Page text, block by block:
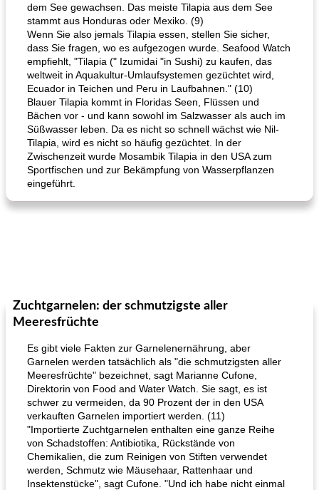
dem See gewachsen. Das meiste Tilapia aus dem See
stammt aus Honduras oder Mexiko. (9)
Wenn Sie also jemals Tilapia essen, stellen Sie sicher,
dass Sie fragen, wo es aufgezogen wurde. Seafood Watch
empfiehlt, "Tilapia (" Izumidai "in Sushi) zu kaufen, das
weltweit in Aquakultur-Umlaufsystemen gezüchtet wird,
Ecuador in Teichen und Peru in Laufbahnen." (10)
Blauer Tilapia kommt in Floridas Seen, Flüssen und
Bächen vor - und kann sowohl im Salzwasser als auch im
Süßwasser leben. Da es nicht so schnell wächst wie Nil-
Tilapia, wird es nicht so häufig gezüchtet. In der
Zwischenzeit wurde Mosambik Tilapia in den USA zum
Sportfischen und zur Bekämpfung von Wasserpflanzen
eingeführt.
Zuchtgarnelen: der schmutzigste aller
Meeresfrüchte
Es gibt viele Fakten zur Garnelenernährung, aber
Garnelen werden tatsächlich als "die schmutzigsten aller
Meeresfrüchte" bezeichnet, sagt Marianne Cufone,
Direktorin von Food and Water Watch. Sie sagt, es ist
schwer zu vermeiden, da 90 Prozent der in den USA
verkauften Garnelen importiert werden. (11)
"Importierte Zuchtgarnelen enthalten eine ganze Reihe
von Schadstoffen: Antibiotika, Rückstände von
Chemikalien, die zum Reinigen von Stiften verwendet
werden, Schmutz wie Mäusehaar, Rattenhaar und
Insektenstücke", sagt Cufone. "Und ich habe nicht einmal